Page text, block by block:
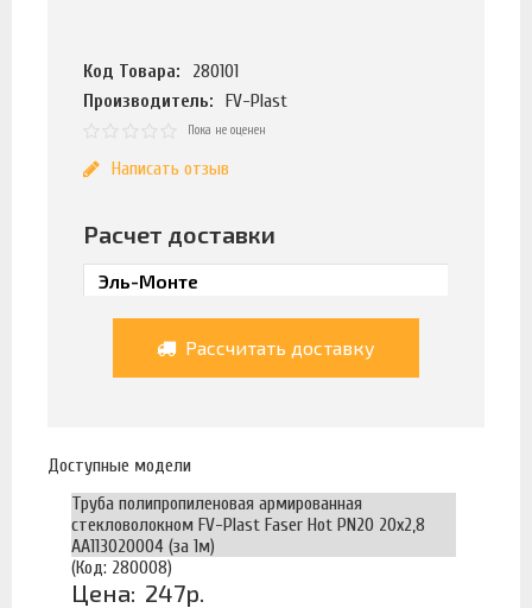
Код Товара:
280101
Производитель:
FV-Plast
Пока не оценен
Написать отзыв
Расчет доставки
Рассчитать доставку
Доступные модели
Труба полипропиленовая армированная
стекловолокном FV-Plast Faser Hot PN20 20х2,8
AA113020004 (за 1м)
(Код: 280008)
Цена: 247р.